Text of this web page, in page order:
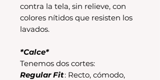
contra la tela, sin relieve, con
colores nítidos que resisten los
lavados.
*Calce*
Tenemos dos cortes:
Regular Fit: Recto, cómodo,